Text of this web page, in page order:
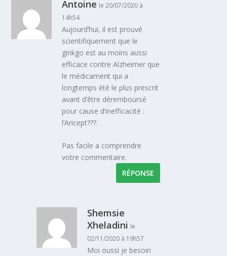
Antoine le 20/07/2020 à
14h54
Aujourd’hui, il est prouvé
scientifiquement que le
ginkgo est au moins aussi
efficace contre Alzheimer que
le médicament qui a
longtemps été le plus prescrit
avant d’être déremboursé
pour cause d’inefficacité :
l’Aricept???.
Pas facile a comprendre
votre commentaire.
RÉPONSE
Shemsie
Xheladini le
02/11/2020 à 19h57
Moi oussi je besoin